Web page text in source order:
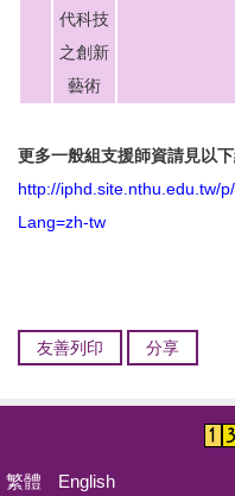
代科技
之創新
藝術
更多一般組支援師資請見以下
http://iphd.site.nthu.edu.tw/
Lang=zh-tw
友善列印 分享
繁體 English